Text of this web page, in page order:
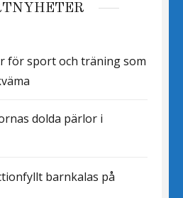
för sport och träning som
dolda pärlor i
barnkalas på